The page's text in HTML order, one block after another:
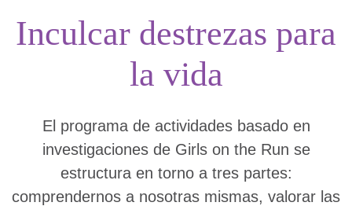
Inculcar destrezas para
la vida
El programa de actividades basado en
investigaciones de Girls on the Run se
estructura en torno a tres partes:
comprendernos a nosotras mismas, valorar las